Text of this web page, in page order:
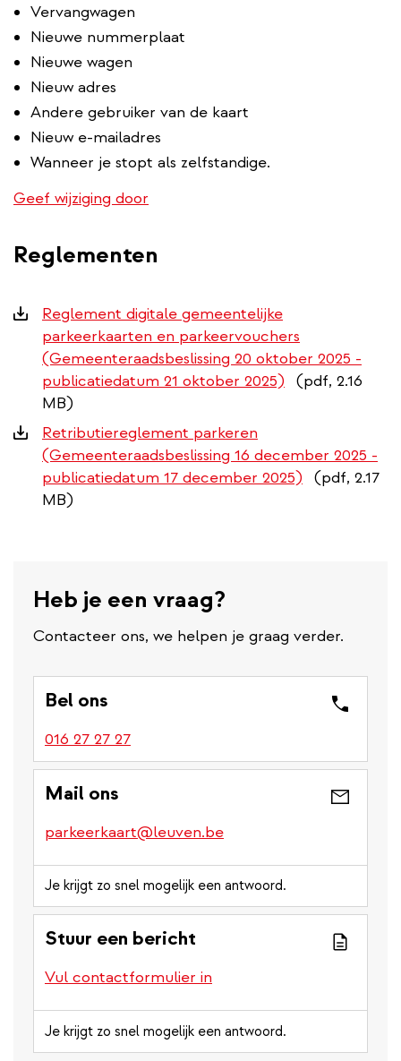
Vervangwagen
Nieuwe nummerplaat
Nieuwe wagen
Nieuw adres
Andere gebruiker van de kaart
Nieuw e-mailadres
Wanneer je stopt als zelfstandige.
Geef wijziging door
Reglementen
Downloads
Reglement digitale gemeentelijke
parkeerkaarten en parkeervouchers
(Gemeenteraadsbeslissing 20 oktober 2025 -
publicatiedatum 21 oktober 2025)
(pdf, 2.16
MB)
Retributiereglement parkeren
(Gemeenteraadsbeslissing 16 december 2025 -
publicatiedatum 17 december 2025)
(pdf, 2.17
MB)
Heb je een vraag?
Contacteer ons, we helpen je graag verder.
Bel ons
016 27 27 27
Mail ons
parkeerkaart@leuven.be
Je krijgt zo snel mogelijk een antwoord.
Stuur een bericht
Vul contactformulier in
Je krijgt zo snel mogelijk een antwoord.